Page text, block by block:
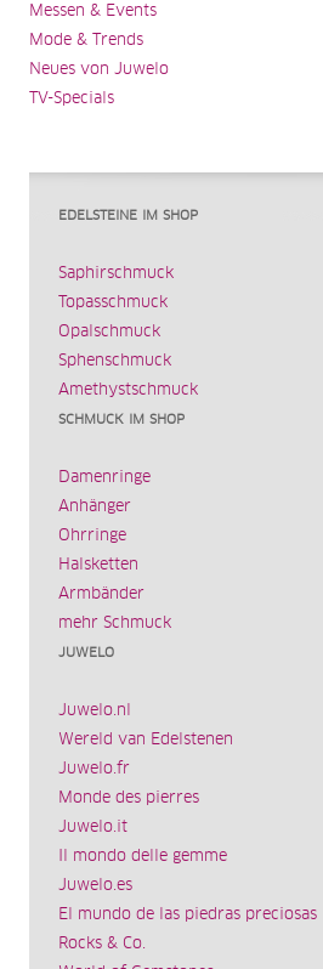
Messen & Events
Mode & Trends
Neues von Juwelo
TV-Specials
EDELSTEINE IM SHOP
Saphirschmuck
Topasschmuck
Opalschmuck
Sphenschmuck
Amethystschmuck
SCHMUCK IM SHOP
Damenringe
Anhänger
Ohrringe
Halsketten
Armbänder
mehr Schmuck
JUWELO
Juwelo.nl
Wereld van Edelstenen
Juwelo.fr
Monde des pierres
Juwelo.it
Il mondo delle gemme
Juwelo.es
El mundo de las piedras preciosas
Rocks & Co.